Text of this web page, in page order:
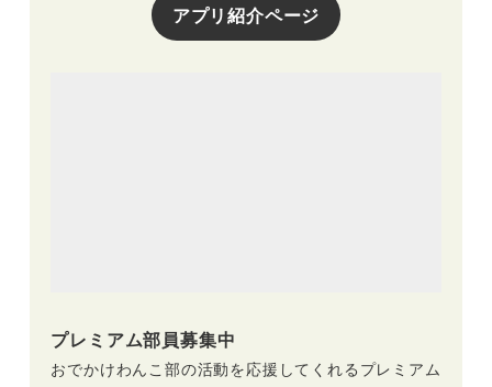
アプリ紹介ページ
プレミアム部員募集中
おでかけわんこ部の活動を応援してくれるプレミアム